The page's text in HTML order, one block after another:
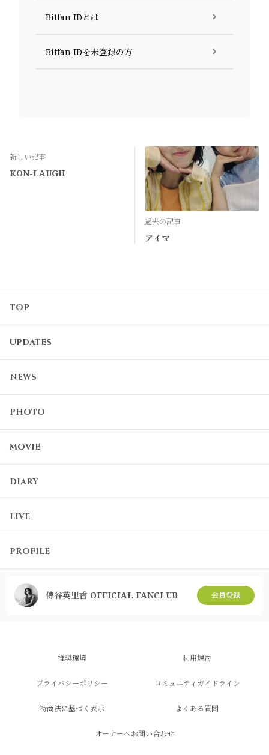
Bitfan IDとは
Bitfan IDを未登録の方
新しい記事
KON-LAUGH
過去の記事
アイマ
TOP
UPDATES
NEWS
PHOTO
MOVIE
DIARY
LIVE
PROFILE
傳谷英里香 OFFICIAL FANCLUB 会員登録
推奨環境 利用規約
プライバシーポリシー コミュニティガイドライン
特商法に基づく表示 よくある質問
オーナーへお問い合わせ